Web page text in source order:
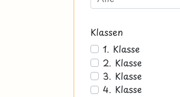
Klassen
1. Klasse
2. Klasse
3. Klasse
4. Klasse